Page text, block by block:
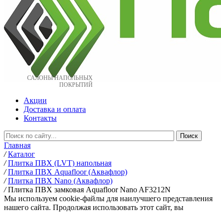
САЛОНЫ НАПОЛЬНЫХ
ПОКРЫТИЙ
Акции
Доставка и оплата
Контакты
Главная
/ Каталог
/ Плитка ПВХ (LVT) напольная
/ Плитка ПВХ Aquafloor (Аквафлор)
/ Плитка ПВХ Nano (Аквафлор)
/ Плитка ПВХ замковая Aquafloor Nano AF3212N
Мы используем cookie-файлы для наилучшего представления
нашего сайта. Продолжая использовать этот сайт, вы